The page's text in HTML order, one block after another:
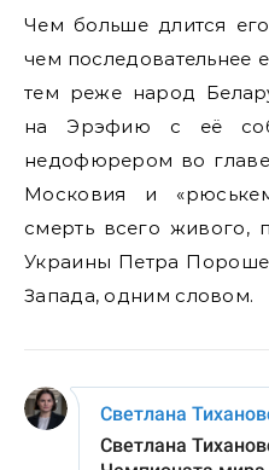
Чем больше длится
чем последовательнее
тем реже народ
на Эрэфию с её
недофюрером во
Московия и
смерть всего живого,
Украины Петра
Запада, одним словом.